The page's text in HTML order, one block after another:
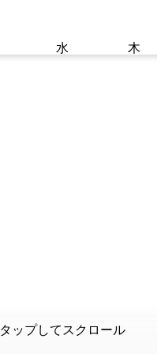
水 木
タップしてスクロール